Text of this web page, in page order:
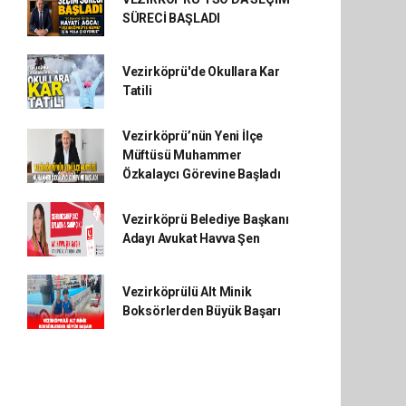
SÜRECİ BAŞLADI
Vezirköprü'de Okullara Kar
Tatili
Vezirköprü’nün Yeni İlçe
Müftüsü Muhammer
Özkalaycı Görevine Başladı
Vezirköprü Belediye Başkanı
Adayı Avukat Havva Şen
Vezirköprülü Alt Minik
Boksörlerden Büyük Başarı